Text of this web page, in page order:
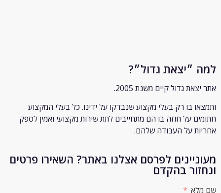
גדול״?
גדול קיים משנת 2005.
בו רקבעלי מקצוע שנבדקו על ידינו. כל בעלי המקצוע
על חוזה בו הם מתחייבים לתת שירות מקצועי ואמין לספק
על העבודה שלהם.
לפרסם אצלנו באתר? השאירו פרטים
בהקדם